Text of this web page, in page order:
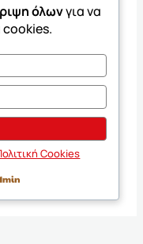
όλωνγια να
cookies.
Cookies